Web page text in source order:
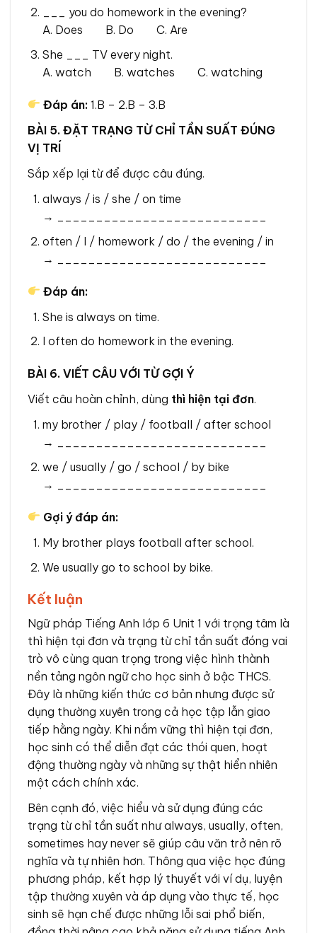
___ you do homework in the evening?
A. Does B. Do C. Are
She ___ TV every night.
A. watch B. watches C. watching
Đáp án: 1.B – 2.B – 3.B
BÀI 5. ĐẶT TRẠNG TỪ CHỈ TẦN SUẤT ĐÚNG
VỊ TRÍ
Sắp xếp lại từ để được câu đúng.
always / is / she / on time
→ ___________________________
often / I / homework / do / the evening / in
→ ___________________________
Đáp án:
She is always on time.
I often do homework in the evening.
BÀI 6. VIẾT CÂU VỚI TỪ GỢI Ý
Viết câu hoàn chỉnh, dùng thì hiện tại đơn.
my brother / play / football / after school
→ ___________________________
we / usually / go / school / by bike
→ ___________________________
Gợi ý đáp án:
My brother plays football after school.
We usually go to school by bike.
Kết luận
Ngữ pháp Tiếng Anh lớp 6 Unit 1 với trọng tâm là
thì hiện tại đơn và trạng từ chỉ tần suất đóng vai
trò vô cùng quan trọng trong việc hình thành
nền tảng ngôn ngữ cho học sinh ở bậc THCS.
Đây là những kiến thức cơ bản nhưng được sử
dụng thường xuyên trong cả học tập lẫn giao
tiếp hằng ngày. Khi nắm vững thì hiện tại đơn,
học sinh có thể diễn đạt các thói quen, hoạt
động thường ngày và những sự thật hiển nhiên
một cách chính xác.
Bên cạnh đó, việc hiểu và sử dụng đúng các
trạng từ chỉ tần suất như always, usually, often,
sometimes hay never sẽ giúp câu văn trở nên rõ
nghĩa và tự nhiên hơn. Thông qua việc học đúng
phương pháp, kết hợp lý thuyết với ví dụ, luyện
tập thường xuyên và áp dụng vào thực tế, học
sinh sẽ hạn chế được những lỗi sai phổ biến,